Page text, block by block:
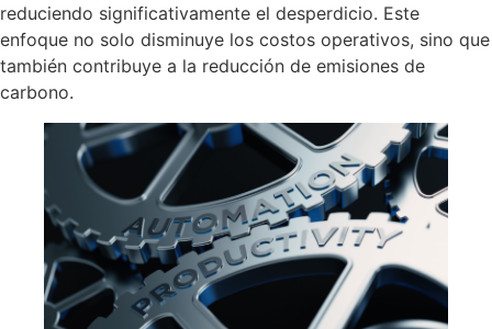
reduciendo significativamente el desperdicio. Este
enfoque no solo disminuye los costos operativos, sino que
también contribuye a la reducción de emisiones de
carbono.